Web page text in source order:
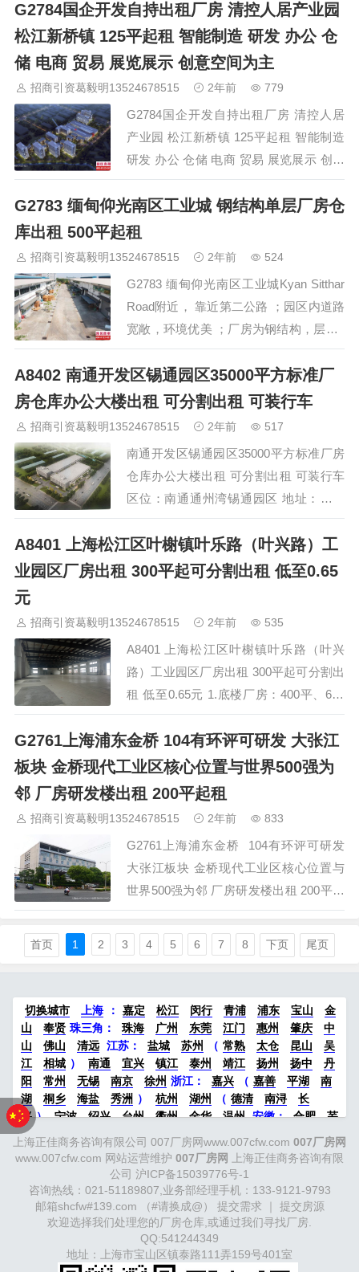
平米。喷漆量标准340吨/年，另外四栋丙
类带喷淋厂房共35000平方米，层高8
米，其中两栋单层结构，两栋双层结构。
G2784国企开发自持出租厂房 清控人居产业园
松江新桥镇 125平起租 智能制造 研发 办公 仓
储 电商 贸易 展览展示 创意空间为主
招商引资葛毅明13524678515 2年前 779
G2784国企开发自持出租厂房 清控人居
产业园 松江新桥镇 125平起租 智能制造
研发 办公 仓储 电商 贸易 展览展示 创意
空间为主 【地址】松江区新桥镇 新腾路
近新润路 【参数】总建筑面积16万平方
米， 一期：原有厂房改建33500㎡ 层高4-
8米，六部2吨货梯 现房，已入住企业30
字楼、研发楼，公寓楼。 【面积 】125㎡
起租，…
G2783 缅甸仰光南区工业城 钢结构单层厂房仓
库出租 500平起租
招商引资葛毅明13524678515 2年前 524
G2783 缅甸仰光南区工业城Kyan Sitthar
Road附近， 靠近第二公路 ；园区内道路
宽敞，环境优美 ；厂房为钢结构，层高
米，局部2层。园区厂房面积500~4000平
方米不等，电力 ，厂内消防水电设施配
套齐全，24H安保巡防；配有员工宿舍，
适合做仓库，生产等；园区周围交通便
热线 400-…
A8402 南通开发区锡通园区35000平方标准厂
房仓库办公大楼出租 可分割出租 可装行车
招商引资葛毅明13524678515 2年前 517
南通开发区锡通园区35000平方标准厂房
仓库办公大楼出租 可分割出租 可装行车
区位：南通通州湾锡通园区 地址：沈海
高速苏通大桥南通南出口处省道336（锡
通工业园区） 基本情况：新建混凝土框
架结构标准厂房仓库办公大楼出租，新建
A8401 上海松江区叶榭镇叶乐路（叶兴路）工
业园区厂房出租 300平起可分割出租 低至0.65
元
招商引资葛毅明13524678515 2年前 535
A8401 上海松江区叶榭镇叶乐路（叶兴
路）工业园区厂房出租 300平起可分割出
租 低至0.65元 1.底楼厂房：400平、600
平、1100平方米，租金0.89/平方米/天。
2：二楼厂房面积2300平方米，可分租
450～700平方米、1000～1500平方米，
租金0.69平方米/天。 3：三楼厂房面积
G2761上海浦东金桥 104有环评可研发 大张江
板块 金桥现代工业区核心位置与世界500强为
邻 厂房研发楼出租 200平起租
招商引资葛毅明13524678515 2年前 833
G2761上海浦东金桥 104有环评可研发
大张江板块 金桥现代工业区核心位置与
世界500强为邻 厂房研发楼出租 200平起
租 【项目优势】：大张江板块、金桥现
代工业区核心位置、与世界500强为邻、
独门独院、配3吨汽车电梯、双回路供电
下水，交通便捷。 周边入驻企业：华为
5G上海研发中心、通用汽车、夏普电
器、三井高科技、海立电器…
首页 1 2 3 4 5 6 7 8 下页 尾页
切换城市 上海 ： 嘉定 松江 闵行 青浦 浦东 宝山
金
山
奉贤 珠三角： 珠海 广州 东莞 江门 惠州 肇庆
中
山
佛山 清远 江苏 ： 盐城 苏州 （ 常熟 太仓 昆山
吴
江
相城 ） 南通 宜兴 镇江 泰州 靖江 扬州 扬中
丹
阳
常州 无锡 南京 徐州 浙江： 嘉兴 （ 嘉善 平湖
南
湖
桐乡 海盐 秀洲 ） 杭州 湖州 （ 德清 南浔
长
兴 ） 宁波 绍兴 台州 衢州 金华 温州 安徽： 合肥
芜
湖
滁州
洛
阳
新密 武汉 宜昌 襄阳 重庆 成都 德阳 长沙
株洲
京津冀鲁： 北京 天津 廊坊 （
厂
永清 三河 霸州 ） 保定 （ 涿州 涞水 ） 太原
晋中
沈阳
济南 济宁 绵阳 石家庄 沧州 唐山 潍坊
德州
烟台 青岛 福建： 福州 漳州 泉州 龙岩 西南：
大连 海外园区：
马来西亚 新加坡 墨西哥 荷兰 美国 地产商：
上海正佳商务咨询有限公司 007厂房网www.007cfw.com 007厂房网
www.007cfw.com 网站运营维护 007厂房网
上海正佳商务咨询有限
公司 沪ICP备15039776号-1
咨询热线：021-51189807,业务部经理手机：133-9121-9793
邮箱shcfw#139.com （#请换成@） 提交需求
提交房源
欢迎选择我们处理您的厂房仓库,或通过我们寻找厂房.
QQ:541244349
地址：上海市宝山区镇泰路111弄159号401室